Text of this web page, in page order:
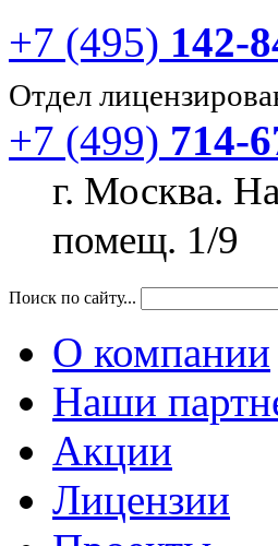
+7 (495) 142-
Отдел
+7 (499) 714-
г. Москва.
помещ. 1/9
Поиск по сайту...
О компании
Наши
Акции
Лицензии